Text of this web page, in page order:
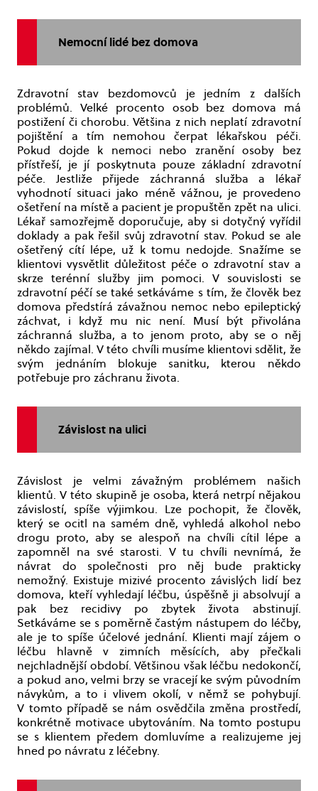
Nemocní lidé bez domova
Zdravotní stav bezdomovců je jedním z dalších
problémů. Velké procento osob bez domova má
postižení či chorobu. Většina z nich neplatí zdravotní
pojištění a tím nemohou čerpat lékařskou péči.
Pokud dojde k nemoci nebo zranění osoby bez
přístřeší, je jí poskytnuta pouze základní zdravotní
péče. Jestliže přijede záchranná služba a lékař
vyhodnotí situaci jako méně vážnou, je provedeno
ošetření na místě a pacient je propuštěn zpět na ulici.
Lékař samozřejmě doporučuje, aby si dotyčný vyřídil
doklady a pak řešil svůj zdravotní stav. Pokud se ale
ošetřený cítí lépe, už k tomu nedojde. Snažíme se
klientovi vysvětlit důležitost péče o zdravotní stav a
skrze terénní služby jim pomoci. V souvislosti se
zdravotní péčí se také setkáváme s tím, že člověk bez
domova předstírá závažnou nemoc nebo epileptický
záchvat, i když mu nic není. Musí být přivolána
záchranná služba, a to jenom proto, aby se o něj
někdo zajímal. V této chvíli musíme klientovi sdělit, že
svým jednáním blokuje sanitku, kterou někdo
potřebuje pro záchranu života.
Závislost na ulici
Závislost je velmi závažným problémem našich
klientů. V této skupině je osoba, která netrpí nějakou
závislostí, spíše výjimkou. Lze pochopit, že člověk,
který se ocitl na samém dně, vyhledá alkohol nebo
drogu proto, aby se alespoň na chvíli cítil lépe a
zapomněl na své starosti. V tu chvíli nevnímá, že
návrat do společnosti pro něj bude prakticky
nemožný. Existuje mizivé procento závislých lidí bez
domova, kteří vyhledají léčbu, úspěšně ji absolvují a
pak bez recidivy po zbytek života abstinují.
Setkáváme se s poměrně častým nástupem do léčby,
ale je to spíše účelové jednání. Klienti mají zájem o
léčbu hlavně v zimních měsících, aby přečkali
nejchladnější období. Většinou však léčbu nedokončí,
a pokud ano, velmi brzy se vracejí ke svým původním
návykům, a to i vlivem okolí, v němž se pohybují.
V tomto případě se nám osvědčila změna prostředí,
konkrétně motivace ubytováním. Na tomto postupu
se s klientem předem domluvíme a realizujeme jej
hned po návratu z léčebny.